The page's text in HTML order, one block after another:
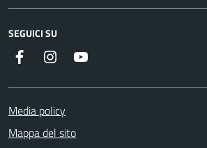
SEGUICI SU
Facebook Instagram
Media policy
Mappa del sito